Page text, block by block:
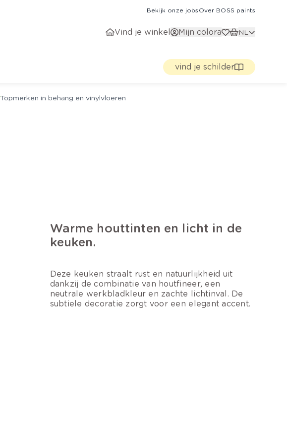
Bekijk onze jobs Over BOSS paints
Vind je winkel Mijn colora NL
vind je schilder
Topmerken in behang en vinylvloeren
Warme houttinten en licht in de
keuken.
Deze keuken straalt rust en natuurlijkheid uit
dankzij de combinatie van houtfineer, een
neutrale werkbladkleur en zachte lichtinval. De
subtiele decoratie zorgt voor een elegant accent.